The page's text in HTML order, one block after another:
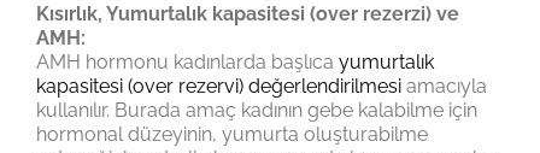
Kısırlık, Yumurtalık kapasitesi (over rezerzi) ve
AMH:
AMH hormonu kadınlarda başlıca yumurtalık
kapasitesi (over rezervi) değerlendirilmesi amacıyla
kullanılır. Burada amaç kadının gebe kalabilme için
hormonal düzeyinin, yumurta oluşturabilme